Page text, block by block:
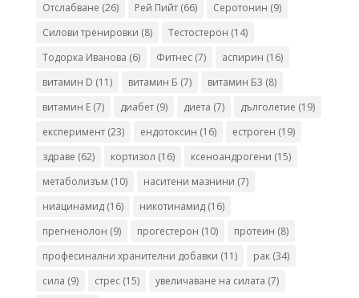
Отслабване (26) Рей Пийт(66) Серотонин (9)
Силови тренировки (8) Тестостерон (14)
Тодорка Иванова (6) Фитнес(7) аспирин (16)
витамин D (11) витамин Б (7) витамин Б3 (8)
витамин Е(7) диабет(9) диета (7) дълголетие (19)
експеримент(23) ендотоксин (16) естроген (19)
здраве (62) кортизол (16) ксеноандрогени (15)
метаболизъм (10) наситени мазнини (7)
ниацинамид(16) никотинамид(16)
прегненолон (9) прогестерон (10) протеин (8)
професинални хранителни добавки (11) рак(34)
сила (9) стрес(15) увеличаване на силата (7)